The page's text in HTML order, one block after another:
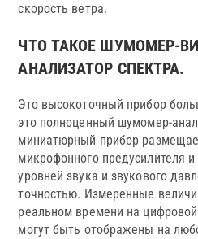
скорость ветра.
ЧТО ТАКОЕ ШУМОМЕР-
АНАЛИЗАТОР СПЕКТРА.
Это высокоточный прибор
это полноценный шумомер-
миниатюрный прибор
микрофонного предусилителя
уровней звука и звукового
точностью. Измеренные
реальном времени на
могут быть отображены на